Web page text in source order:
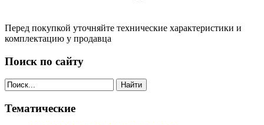
Перед покупкой уточняйте технические характеристики и
комплектацию у продавца
Поиск по сайту
Найти
Тематические